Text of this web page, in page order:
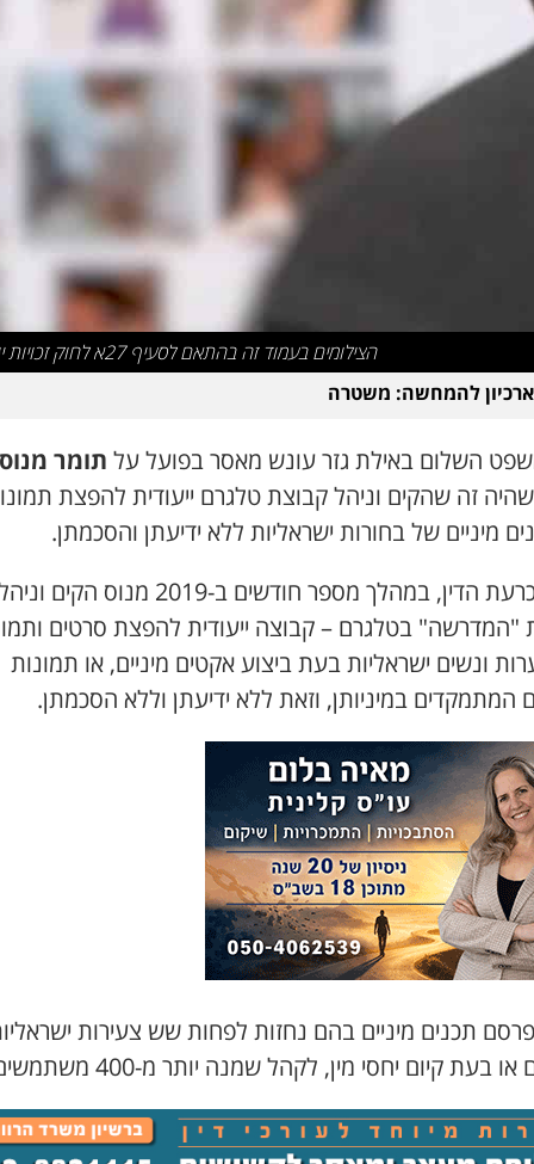
הצילומים בעמוד זה בהתאם לסעיף 27א לחוק זכויות יוצרים
ארכיון להמחשה: משטרה
השלום באילת גזר עונש מאסר בפועל על תומר מנוס
שהיה זה שהקים וניהל קבוצת טלגרם ייעודית להפצת
מיניים של בחורות ישראליות ללא ידיעתן והסכמתן.
לפי הכרעת הדין, במהלך מספר חודשים ב-2019 מנוס
"המדרשה" בטלגרם – קבוצה ייעודית להפצת סרטים
ונשים ישראליות בעת ביצוע אקטים מיניים, או תמונות
המתמקדים במיניותן, וזאת ללא ידיעתן וללא הסכמתן.
תכנים מיניים בהם נחזות לפחות שש צעירות
בעת קיום יחסי מין, לקהל שמנה יותר מ-400 משתמשים.